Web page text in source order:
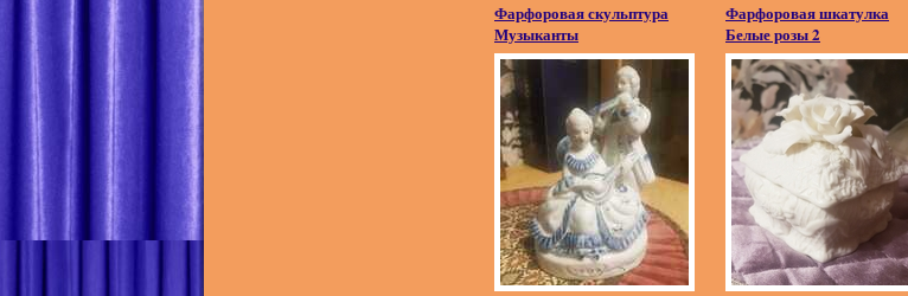
Фарфоровая скульптура
Музыканты
Фарфоровая шкатулка
Белые розы 2